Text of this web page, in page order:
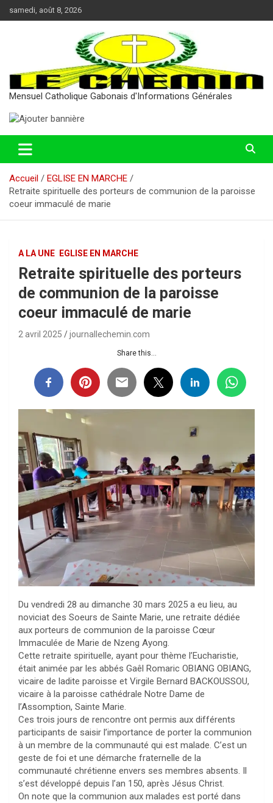
au
samedi, août 8, 2026
Mensuel Catholique Gabonais d'Informations Générales
Accueil
EGLISE EN MARCHE
Retraite spirituelle des porteurs de communion de la paroisse
coeur immaculé de marie
A LA UNE EGLISE EN MARCHE
Retraite spirituelle des porteurs
de communion de la paroisse
coeur immaculé de marie
2 avril 2025 journallechemin.com
Share this...
Du vendredi 28 au dimanche 30 mars 2025 a eu lieu, au
noviciat des Soeurs de Sainte Marie, une retraite dédiée
aux porteurs de communion de la paroisse Cœur
Immaculée de Marie de Nzeng Ayong.
Cette retraite spirituelle, ayant pour thème l’Eucharistie,
était animée par les abbés Gaêl Romaric OBIANG OBIANG,
vicaire de ladite paroisse et Virgile Bernard BACKOUSSOU,
vicaire à la paroisse cathédrale Notre Dame de
l’Assomption, Sainte Marie.
Ces trois jours de rencontre ont permis aux différents
participants de saisir l’importance de porter la communion
à un membre de la communauté qui est malade. C’est un
geste de foi et une démarche fraternelle de la
communauté chrétienne envers ses membres absents. Il
s’est développé depuis l’an 150, après Jésus Christ.
On note que la communion aux malades est porté dans